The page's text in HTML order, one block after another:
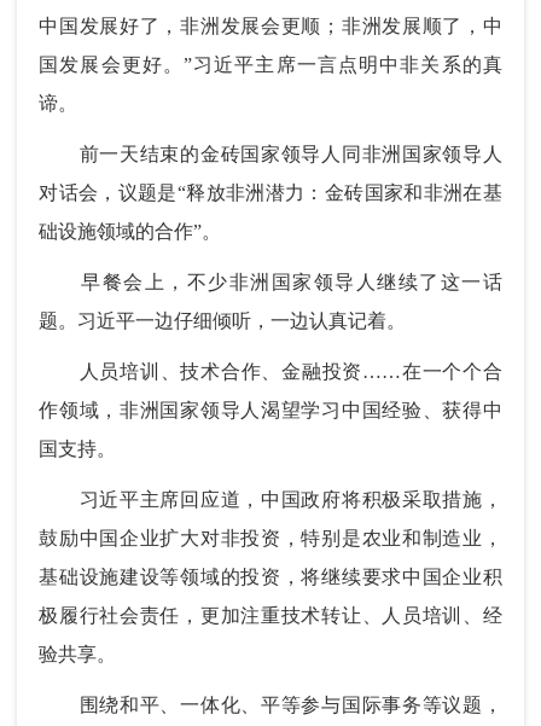
中国发展好了，非洲发展会更顺；非洲发展顺了，中
国发展会更好。”习近平主席一言点明中非关系的真
谛。
前一天结束的金砖国家领导人同非洲国家领导人
对话会，议题是“释放非洲潜力：金砖国家和非洲在基
础设施领域的合作”。
早餐会上，不少非洲国家领导人继续了这一话
题。习近平一边仔细倾听，一边认真记着。
人员培训、技术合作、金融投资……在一个个合
作领域，非洲国家领导人渴望学习中国经验、获得中
国支持。
习近平主席回应道，中国政府将积极采取措施，
鼓励中国企业扩大对非投资，特别是农业和制造业，
基础设施建设等领域的投资，将继续要求中国企业积
极履行社会责任，更加注重技术转让、人员培训、经
验共享。
围绕和平、一体化、平等参与国际事务等议题，